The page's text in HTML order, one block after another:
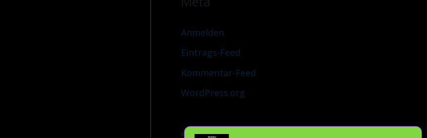
Anmelden
Eintrags-Feed
Kommentar-Feed
WordPress.org